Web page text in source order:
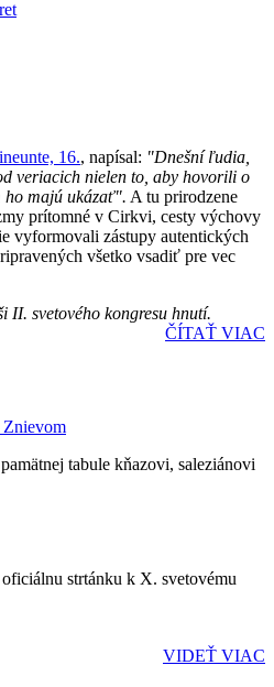
16., napísal: "Dnešní ľudia,
veriacich nielen to, aby hovorili o
ho majú ukázať". A tu prirodzene
prítomné v Cirkvi, cesty výchovy
vyformovali zástupy autentických
všetko vsadiť pre vec
II. svetového kongresu hnutí.
ČÍTAŤ VIAC
tabule kňazovi, saleziánovi
strtánku k X. svetovému
VIDEŤ VIAC